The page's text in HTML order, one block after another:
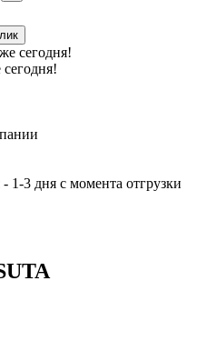
1-3 дня с момента отгрузки